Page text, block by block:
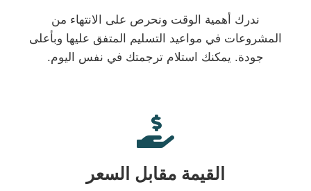
ندرك أهمية الوقت ونحرص على الانتهاء من
المشروعات في مواعيد التسليم المتفق عليها وبأعلى
جودة. يمكنك استلام ترجمتك في نفس اليوم.
القيمة مقابل السعر